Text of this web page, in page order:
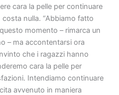
cara la pelle per continuare
nulla. “Abbiamo fatto
momento – rimarca un
– ma accontentarsi ora
che i ragazzi hanno
cara la pelle per
Intendiamo continuare
avvenuto in maniera